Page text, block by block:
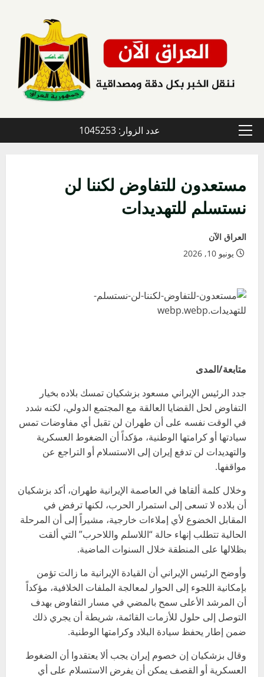
القائمة
عدد الزوار: 1045253
مستعدون للتفاوض لكننا لن
نستسلم للتهديدات
العراق الآن
يونيو 10, 2026
متابعة/المدى
جدد الرئيس الإيراني مسعود بزشكيان تمسك بلاده بخيار
التفاوض لحل القضايا العالقة مع المجتمع الدولي، لكنه شدد
في الوقت نفسه على أن طهران لن تقبل أي مفاوضات تمس
سيادتها أو كرامتها الوطنية، مؤكداً أن الضغوط العسكرية
والتهديدات لن تدفع إيران إلى الاستسلام أو التراجع عن
مواقفها.
وخلال كلمة ألقاها في العاصمة الإيرانية طهران، أكد بزشكيان
أن بلاده لا تسعى إلى استمرار الحرب، لكنها ترفض في
المقابل الخضوع لأي إملاءات خارجية، مشيراً إلى أن المرحلة
الحالية تتطلب إنهاء حالة “اللاسلم واللاحرب” التي ألقت
بظلالها على المنطقة خلال السنوات الماضية.
وأوضح الرئيس الإيراني أن القيادة الإيرانية ما زالت تؤمن
بإمكانية اللجوء إلى الحوار لمعالجة الملفات الخلافية، مؤكداً
أن المرشد الأعلى سمح بالمضي في مسار التفاوض بهدف
التوصل إلى حلول للأزمات القائمة، شريطة أن يجري ذلك
ضمن إطار يحفظ سيادة البلاد وكرامتها الوطنية.
وقال بزشكيان إن خصوم إيران يجب ألا يعتقدوا أن الضغوط
العسكرية أو القصف يمكن أن يفرض الاستسلام على أي